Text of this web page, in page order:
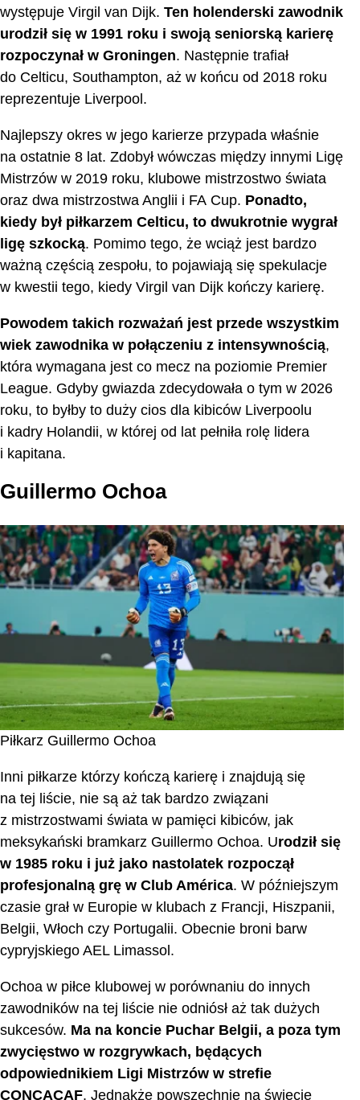
występuje Virgil van Dijk. Ten holenderski zawodnik
urodził się w 1991 roku i swoją seniorską karierę
rozpoczynał w Groningen. Następnie trafiał
do Celticu, Southampton, aż w końcu od 2018 roku
reprezentuje Liverpool.
Najlepszy okres w jego karierze przypada właśnie
na ostatnie 8 lat. Zdobył wówczas między innymi Ligę
Mistrzów w 2019 roku, klubowe mistrzostwo świata
oraz dwa mistrzostwa Anglii i FA Cup. Ponadto,
kiedy był piłkarzem Celticu, to dwukrotnie wygrał
ligę szkocką. Pomimo tego, że wciąż jest bardzo
ważną częścią zespołu, to pojawiają się spekulacje
w kwestii tego, kiedy Virgil van Dijk kończy karierę.
Powodem takich rozważań jest przede wszystkim
wiek zawodnika w połączeniu z intensywnością,
która wymagana jest co mecz na poziomie Premier
League. Gdyby gwiazda zdecydowała o tym w 2026
roku, to byłby to duży cios dla kibiców Liverpoolu
i kadry Holandii, w której od lat pełniła rolę lidera
i kapitana.
Guillermo Ochoa
Piłkarz Guillermo Ochoa
Inni piłkarze którzy kończą karierę i znajdują się
na tej liście, nie są aż tak bardzo związani
z mistrzostwami świata w pamięci kibiców, jak
meksykański bramkarz Guillermo Ochoa. Urodził się
w 1985 roku i już jako nastolatek rozpoczął
profesjonalną grę w Club América. W późniejszym
czasie grał w Europie w klubach z Francji, Hiszpanii,
Belgii, Włoch czy Portugalii. Obecnie broni barw
cypryjskiego AEL Limassol.
Ochoa w piłce klubowej w porównaniu do innych
zawodników na tej liście nie odniósł aż tak dużych
sukcesów. Ma na koncie Puchar Belgii, a poza tym
zwycięstwo w rozgrywkach, będących
odpowiednikiem Ligi Mistrzów w strefie
CONCACAF. Jednakże powszechnie na świecie